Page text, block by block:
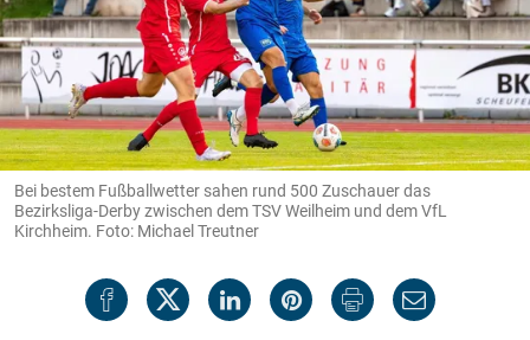
Bei bestem Fußballwetter sahen rund 500 Zuschauer das
Bezirksliga-Derby zwischen dem TSV Weilheim und dem VfL
Kirchheim. Foto: Michael Treutner